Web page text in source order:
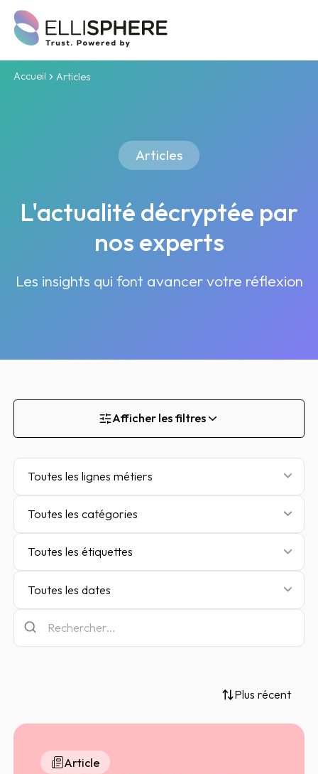
Accueil Articles
Articles
L'actualité décryptée par
nos experts
Les insights qui font avancer votre réflexion
Afficher les filtres
Toutes les lignes métiers
Toutes les catégories
Toutes les étiquettes
Toutes les dates
Plus récent
Article